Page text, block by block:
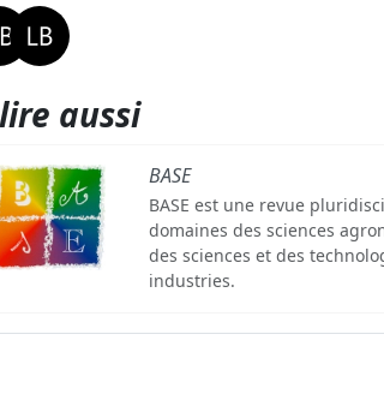
aussi
BASE
BASE est une revue
domaines des sciences
des sciences et des
industries.